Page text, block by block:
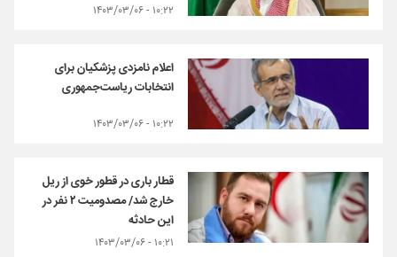
۱۰:۲۲ - ۱۴۰۳/۰۳/۰۶
اعلام نامزدی پزشکیان برای
انتخابات ریاست‌جمهوری
۱۰:۲۲ - ۱۴۰۳/۰۳/۰۶
قطار باری در قطور خوی از ریل
خارج شد/ مصدومیت ۲ نفر در
این حادثه
۱۰:۲۱ - ۱۴۰۳/۰۳/۰۶